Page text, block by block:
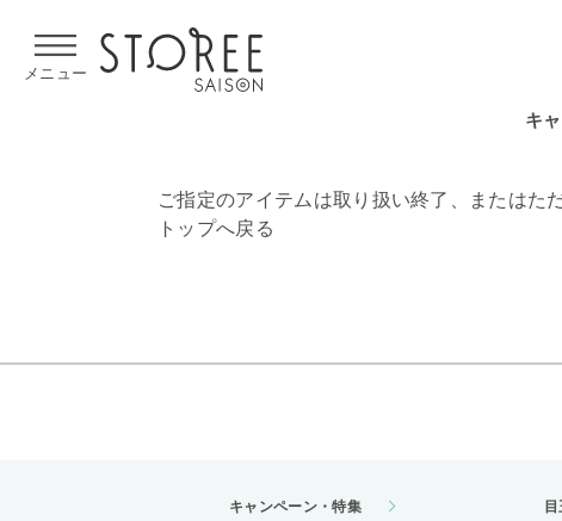
メニュー
キ
ご指定のアイテムは取り扱い終了、またはた
トップへ戻る
キャンペーン・特集